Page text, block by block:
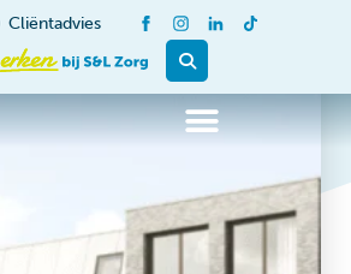
Cliëntadvies